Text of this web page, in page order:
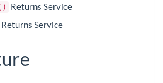
Returns Service
Returns Service